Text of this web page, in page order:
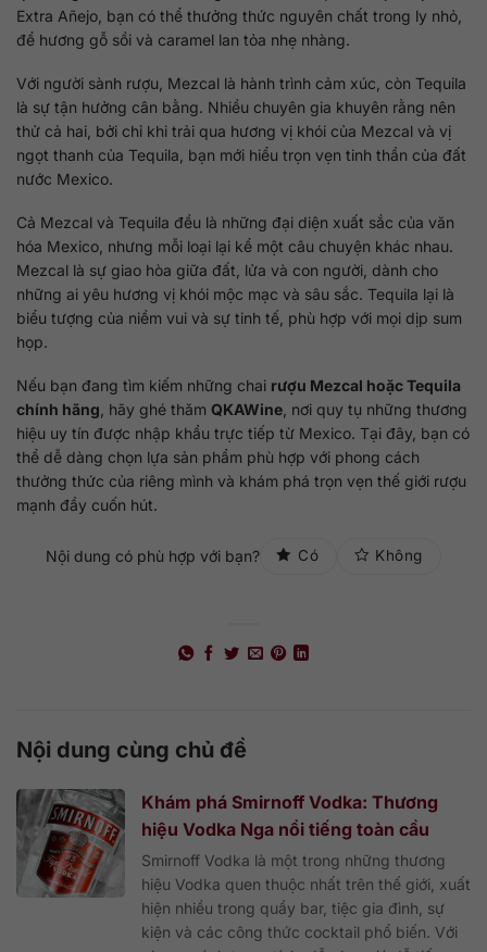
Extra Añejo, bạn có thể thưởng thức nguyên chất trong ly nhỏ,
để hương gỗ sồi và caramel lan tỏa nhẹ nhàng.
Với người sành rượu, Mezcal là hành trình cảm xúc, còn Tequila
là sự tận hưởng cân bằng. Nhiều chuyên gia khuyên rằng nên
thử cả hai, bởi chỉ khi trải qua hương vị khói của Mezcal và vị
ngọt thanh của Tequila, bạn mới hiểu trọn vẹn tinh thần của đất
nước Mexico.
Cả Mezcal và Tequila đều là những đại diện xuất sắc của văn
hóa Mexico, nhưng mỗi loại lại kể một câu chuyện khác nhau.
Mezcal là sự giao hòa giữa đất, lửa và con người, dành cho
những ai yêu hương vị khói mộc mạc và sâu sắc. Tequila lại là
biểu tượng của niềm vui và sự tinh tế, phù hợp với mọi dịp sum
họp.
Nếu bạn đang tìm kiếm những chai rượu Mezcal hoặc Tequila
chính hãng, hãy ghé thăm QKAWine, nơi quy tụ những thương
hiệu uy tín được nhập khẩu trực tiếp từ Mexico. Tại đây, bạn có
thể dễ dàng chọn lựa sản phẩm phù hợp với phong cách
thưởng thức của riêng mình và khám phá trọn vẹn thế giới rượu
mạnh đầy cuốn hút.
Nội dung có phù hợp với bạn? Có Không
Nội dung cùng chủ đề
Khám phá Smirnoff Vodka: Thương
hiệu Vodka Nga nổi tiếng toàn cầu
Smirnoff Vodka là một trong những thương
hiệu Vodka quen thuộc nhất trên thế giới, xuất
hiện nhiều trong quầy bar, tiệc gia đình, sự
kiện và các công thức cocktail phổ biến. Với